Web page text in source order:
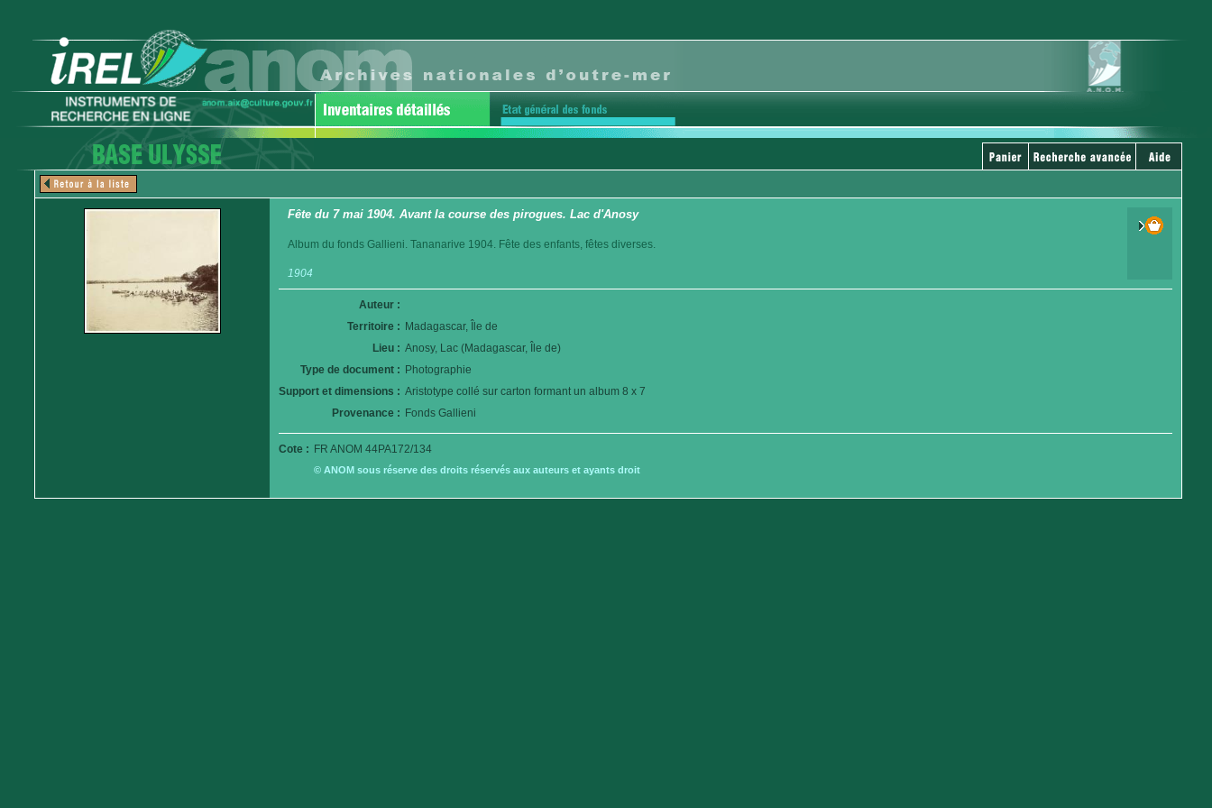
Fête du 7 mai 1904. Avant la course des pirogues. Lac d'Anosy
Album du fonds Gallieni. Tananarive 1904. Fête des enfants, fêtes diverses.
1904
Auteur :
Territoire : Madagascar, Île de
Lieu : Anosy, Lac (Madagascar, Île de)
Type de document : Photographie
Support et dimensions : Aristotype collé sur carton formant un album 8 x 7
Provenance : Fonds Gallieni
Cote : FR ANOM 44PA172/134
© ANOM sous réserve des droits réservés aux auteurs et ayants droit